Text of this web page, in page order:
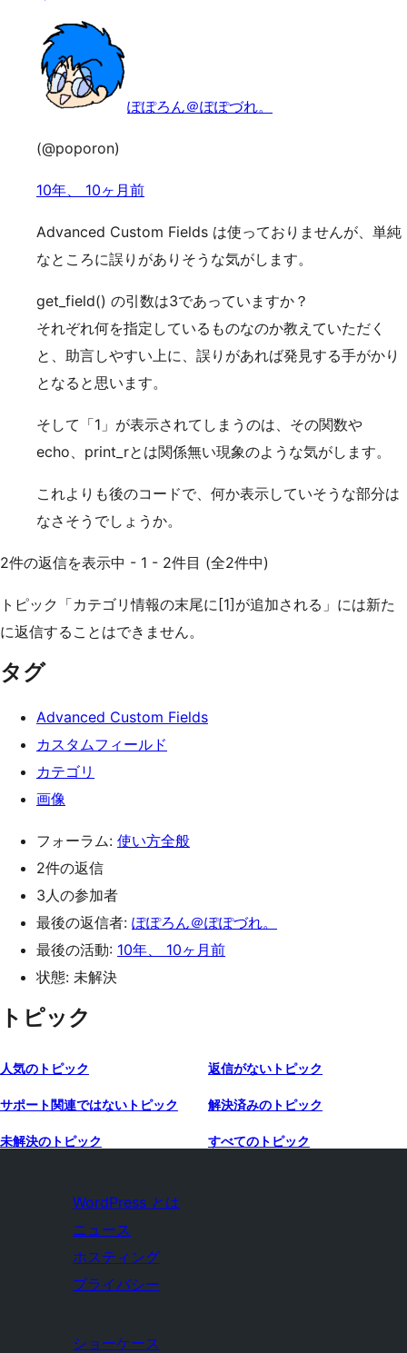
ぽぽろん＠ぽぽづれ。
(@poporon)
10年、 10ヶ月前
Advanced Custom Fields は使っておりませんが、単純
なところに誤りがありそうな気がします。
get_field() の引数は3であっていますか？
それぞれ何を指定しているものなのか教えていただく
と、助言しやすい上に、誤りがあれば発見する手がかり
となると思います。
そして「1」が表示されてしまうのは、その関数や
echo、print_rとは関係無い現象のような気がします。
これよりも後のコードで、何か表示していそうな部分は
なさそうでしょうか。
2件の返信を表示中 - 1 - 2件目 (全2件中)
トピック「カテゴリ情報の末尾に[1]が追加される」には新た
に返信することはできません。
タグ
Advanced Custom Fields
カスタムフィールド
カテゴリ
画像
フォーラム: 使い方全般
2件の返信
3人の参加者
最後の返信者: ぽぽろん＠ぽぽづれ。
最後の活動: 10年、 10ヶ月前
状態: 未解決
トピック
人気のトピック 返信がないトピック
サポート関連ではないトピック 解決済みのトピック
未解決のトピック すべてのトピック
WordPress とは
ニュース
ホスティング
プライバシー
ショーケース